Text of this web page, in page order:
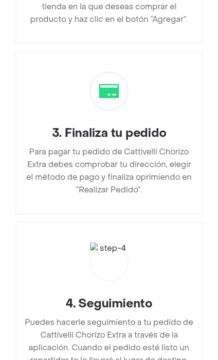
tienda en la que deseas comprar el
producto y haz clic en el botón “Agregar”.
3. Finaliza tu pedido
Para pagar tu pedido de Cattivelli Chorizo
Extra debes comprobar tu dirección, elegir
el método de pago y finaliza oprimiendo en
“Realizar Pedido”.
4. Seguimiento
Puedes hacerle seguimiento a tu pedido de
Cattivelli Chorizo Extra a través de la
aplicación. Cuando el pedido esté listo un